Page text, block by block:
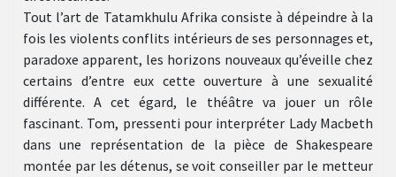
Tout l’art de Tatamkhulu Afrika consiste à dépeindre à la
fois les violents conflits intérieurs de ses personnages et,
paradoxe apparent, les horizons nouveaux qu’éveille chez
certains d’entre eux cette ouverture à une sexualité
différente. A cet égard, le théâtre va jouer un rôle
fascinant. Tom, pressenti pour interpréter Lady Macbeth
dans une représentation de la pièce de Shakespeare
montée par les détenus, se voit conseiller par le metteur